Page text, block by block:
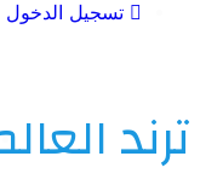
تسجيل الدخول
العالمالقائمة